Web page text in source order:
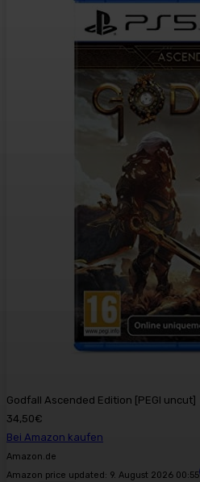
Godfall Ascended Edition [PEGI uncut]
34,50€
Bei Amazon kaufen
Amazon.de
Amazon price updated: 9. August 2026 00:55